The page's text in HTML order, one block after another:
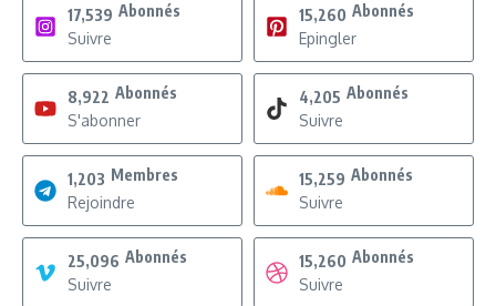
17,539 Abonnés
Suivre
15,260 Abonnés
Epingler
8,922 Abonnés
S'abonner
4,205 Abonnés
Suivre
1,203 Membres
Rejoindre
15,259 Abonnés
Suivre
25,096 Abonnés
Suivre
15,260 Abonnés
Suivre